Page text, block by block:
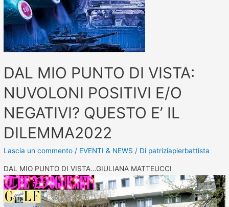
DAL MIO PUNTO DI VISTA:
NUVOLONI POSITIVI E/O
NEGATIVI? QUESTO E’ IL
DILEMMA2022
Lascia un commento / EVENTI & NEWS / Di patriziapierbattista
DAL MIO PUNTO DI VISTA…GIULIANA MATTEUCCI